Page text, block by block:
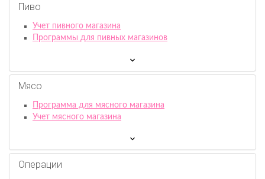
Пиво
Учет пивного магазина
Программы для пивных магазинов
Мясо
Программа для мясного магазина
Учет мясного магазина
Операции